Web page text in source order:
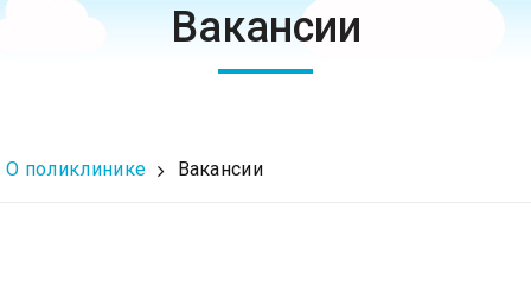
Вакансии
О поликлинике Вакансии